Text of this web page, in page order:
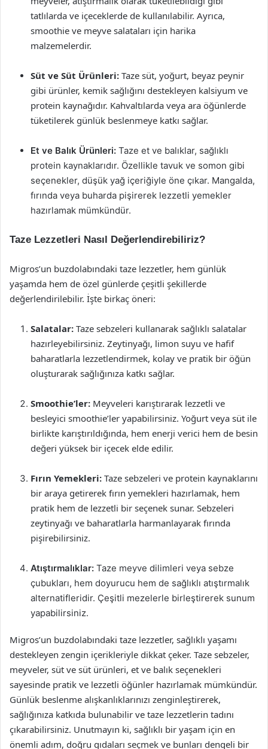
tatlılarda ve içeceklerde de kullanılabilir. Ayrıca,
smoothie ve meyve salataları için harika
malzemelerdir.
Süt ve Süt Ürünleri: Taze süt, yoğurt, beyaz peynir
gibi ürünler, kemik sağlığını destekleyen kalsiyum ve
protein kaynağıdır. Kahvaltılarda veya ara öğünlerde
tüketilerek günlük beslenmeye katkı sağlar.
Et ve Balık Ürünleri: Taze et ve balıklar, sağlıklı
protein kaynaklarıdır. Özellikle tavuk ve somon gibi
seçenekler, düşük yağ içeriğiyle öne çıkar. Mangalda,
fırında veya buharda pişirerek lezzetli yemekler
hazırlamak mümkündür.
Taze Lezzetleri Nasıl Değerlendirebiliriz?
Migros’un buzdolabındaki taze lezzetler, hem günlük
yaşamda hem de özel günlerde çeşitli şekillerde
değerlendirilebilir. İşte birkaç öneri:
Salatalar: Taze sebzeleri kullanarak sağlıklı salatalar
hazırleyebilirsiniz. Zeytinyağı, limon suyu ve hafif
baharatlarla lezzetlendirmek, kolay ve pratik bir öğün
oluşturarak sağlığınıza katkı sağlar.
Smoothie’ler: Meyveleri karıştırarak lezzetli ve
besleyici smoothie’ler yapabilirsiniz. Yoğurt veya süt ile
birlikte karıştırıldığında, hem enerji verici hem de besin
değeri yüksek bir içecek elde edilir.
Fırın Yemekleri: Taze sebzeleri ve protein kaynaklarını
bir araya getirerek fırın yemekleri hazırlamak, hem
pratik hem de lezzetli bir seçenek sunar. Sebzeleri
zeytinyağı ve baharatlarla harmanlayarak fırında
pişirebilirsiniz.
Atıştırmalıklar: Taze meyve dilimleri veya sebze
çubukları, hem doyurucu hem de sağlıklı atıştırmalık
alternatifleridir. Çeşitli mezelerle birleştirerek sunum
yapabilirsiniz.
Migros’un buzdolabındaki taze lezzetler, sağlıklı yaşamı
destekleyen zengin içerikleriyle dikkat çeker. Taze sebzeler,
meyveler, süt ve süt ürünleri, et ve balık seçenekleri
sayesinde pratik ve lezzetli öğünler hazırlamak mümkündür.
Günlük beslenme alışkanlıklarınızı zenginleştirerek,
sağlığınıza katkıda bulunabilir ve taze lezzetlerin tadını
çıkarabilirsiniz. Unutmayın ki, sağlıklı bir yaşam için en
önemli adım, doğru gıdaları seçmek ve bunları dengeli bir